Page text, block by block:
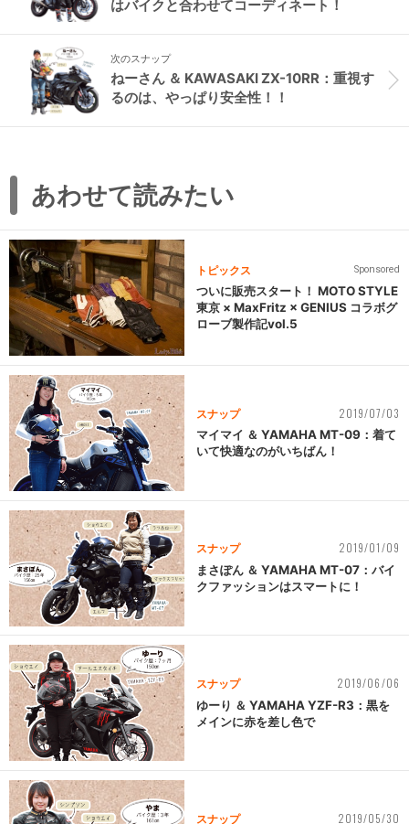
はバイクと合わせてコーディネート！
次のスナップ
ねーさん ＆ KAWASAKI ZX-10RR：重視す
るのは、やっぱり安全性！！
あわせて読みたい
トピックス Sponsored
ついに販売スタート！ MOTO STYLE
東京 × MaxFritz × GENIUS コラボグ
ローブ製作記vol.5
スナップ 2019/07/03
マイマイ ＆ YAMAHA MT-09：着て
いて快適なのがいちばん！
スナップ 2019/01/09
まさぽん ＆ YAMAHA MT-07：バイ
クファッションはスマートに！
スナップ 2019/06/06
ゆーり ＆ YAMAHA YZF-R3：黒を
メインに赤を差し色で
スナップ 2019/05/30